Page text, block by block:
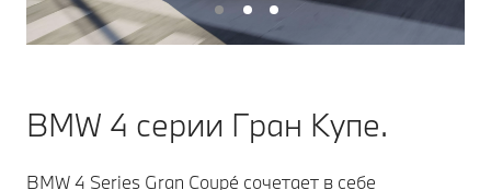
BMW 4 серии Гран Купе.
BMW 4 Series Gran Coupé сочетает в себе